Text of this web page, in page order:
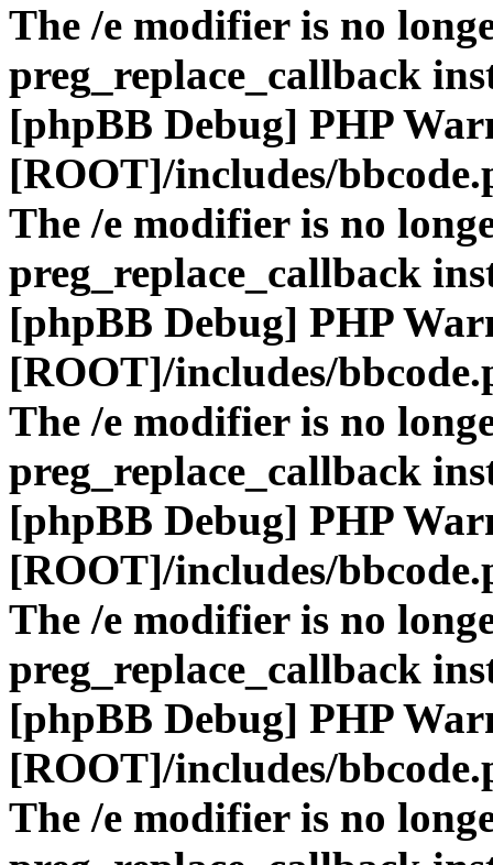
The /e modifier is no
preg_replace_callback
[phpBB Debug] PHP
[ROOT]/includes/
The /e modifier is no
preg_replace_callback
[phpBB Debug] PHP
[ROOT]/includes/
The /e modifier is no
preg_replace_callback
[phpBB Debug] PHP
[ROOT]/includes/
The /e modifier is no
preg_replace_callback
[phpBB Debug] PHP
[ROOT]/includes/
The /e modifier is no